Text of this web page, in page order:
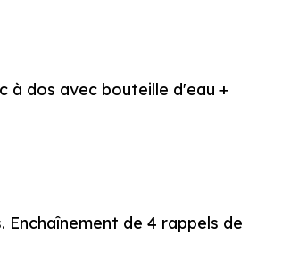
à dos avec bouteille d'eau +
de 4 rappels de